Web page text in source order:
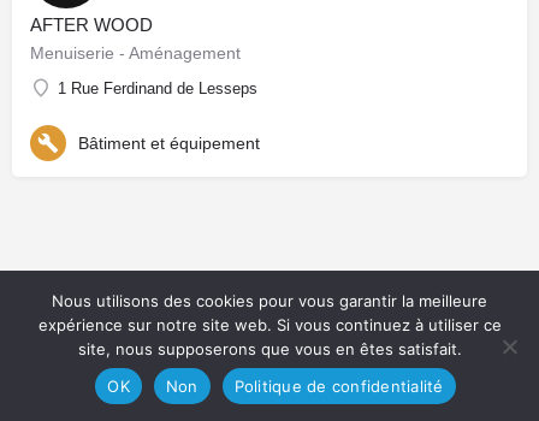
AFTER WOOD
Menuiserie - Aménagement
1 Rue Ferdinand de Lesseps
Bâtiment et équipement
Nous utilisons des cookies pour vous garantir la meilleure
expérience sur notre site web. Si vous continuez à utiliser ce
site, nous supposerons que vous en êtes satisfait.
OK
Non Politique de confidentialité